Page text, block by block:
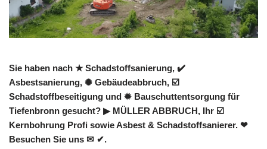
Sie haben nach ★ Schadstoffsanierung, ✔️
Asbestsanierung, ✺ Gebäudeabbruch, ☑️
Schadstoffbeseitigung und ✹ Bauschuttentsorgung für
Tiefenbronn gesucht? ▶︎ MÜLLER ABBRUCH, Ihr ☑️
Kernbohrung Profi sowie Asbest & Schadstoffsanierer. ❤
Besuchen Sie uns ✉ ✔.